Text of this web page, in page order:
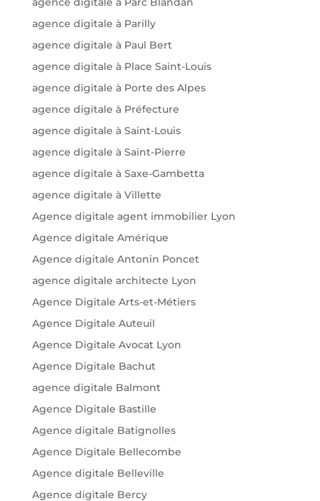
agence digitale à Parilly
agence digitale à Paul Bert
agence digitale à Place Saint-Louis
agence digitale à Porte des Alpes
agence digitale à Préfecture
agence digitale à Saint-Louis
agence digitale à Saint-Pierre
agence digitale à Saxe-Gambetta
agence digitale à Villette
Agence digitale agent immobilier Lyon
Agence digitale Amérique
Agence digitale Antonin Poncet
agence digitale architecte Lyon
Agence Digitale Arts-et-Métiers
Agence Digitale Auteuil
Agence Digitale Avocat Lyon
Agence Digitale Bachut
agence digitale Balmont
Agence Digitale Bastille
Agence digitale Batignolles
Agence Digitale Bellecombe
Agence digitale Belleville
Agence digitale Bercy